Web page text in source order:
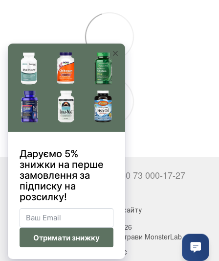
+380 66 000-17-27 +380 73 000-17-27
Повна версія сайту
© 2017—2026
Вітаміни, БАДи, добавки, трави MonsterLab
Рус